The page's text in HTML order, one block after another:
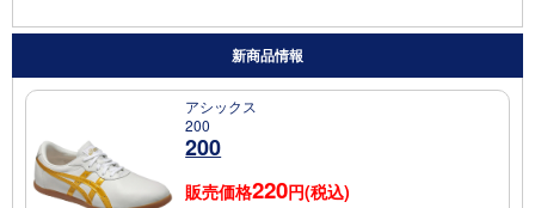
新商品情報
アシックス
200
200
販売価格220円(税込)